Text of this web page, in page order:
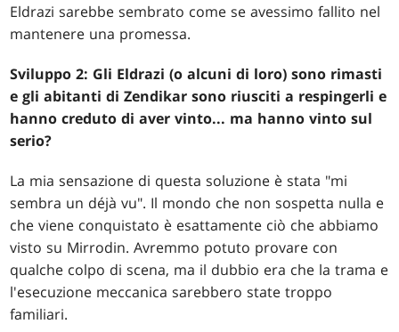
Eldrazi sarebbe sembrato come se avessimo fallito nel
mantenere una promessa.
Sviluppo 2: Gli Eldrazi (o alcuni di loro) sono rimasti
e gli abitanti di Zendikar sono riusciti a respingerli e
hanno creduto di aver vinto... ma hanno vinto sul
serio?
La mia sensazione di questa soluzione è stata "mi
sembra un déjà vu". Il mondo che non sospetta nulla e
che viene conquistato è esattamente ciò che abbiamo
visto su Mirrodin. Avremmo potuto provare con
qualche colpo di scena, ma il dubbio era che la trama e
l'esecuzione meccanica sarebbero state troppo
familiari.